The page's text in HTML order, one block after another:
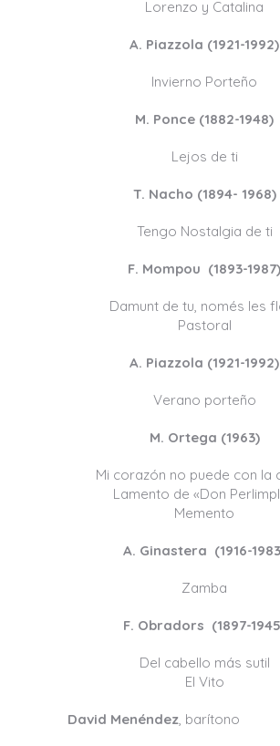
Lorenzo y Catalina
A. Piazzola (1921-1992)
Invierno Porteño
M. Ponce (1882-1948)
Lejos de ti
T. Nacho (1894- 1968)
Tengo Nostalgia de ti
F. Mompou (1893-1987)
Damunt de tu, només les
Pastoral
A. Piazzola (1921-1992)
Verano porteño
M. Ortega (1963)
Mi corazón no puede con la
Lamento de «Don
Memento
A. Ginastera (1916-
Zamba
F. Obradors (1897-
Del cabello más sutil
El Vito
David Menéndez, barítono